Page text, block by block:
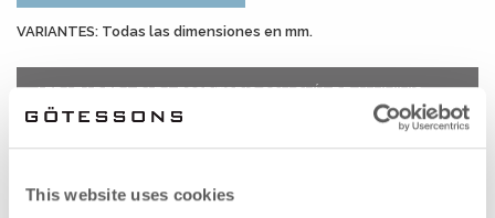
This website uses cookies
VARIANTES: Todas las dimensiones en mm.
ABRAZADERA PARA ESCRITORIO CON GUÍA DE ALUMINIO
642062-1
blanco
Ancho:40
Alto:70 Profundidad:40